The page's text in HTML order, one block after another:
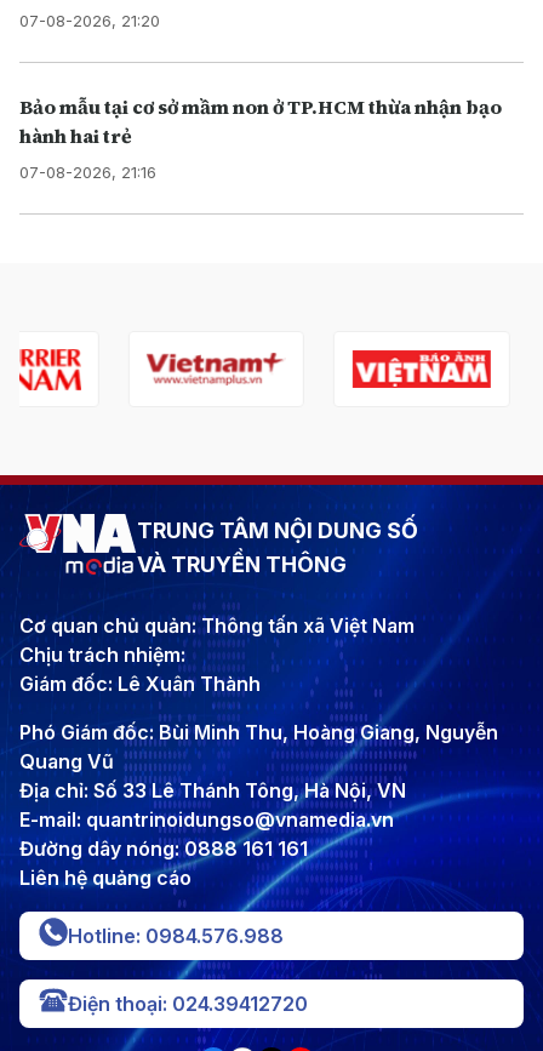
07-08-2026, 21:20
Bảo mẫu tại cơ sở mầm non ở TP.HCM thừa nhận bạo
hành hai trẻ
07-08-2026, 21:16
TRUNG TÂM NỘI DUNG SỐ
VÀ TRUYỀN THÔNG
Cơ quan chủ quản: Thông tấn xã Việt Nam
Chịu trách nhiệm:
Giám đốc: Lê Xuân Thành
Phó Giám đốc: Bùi Minh Thu, Hoàng Giang, Nguyễn
Quang Vũ
Địa chỉ: Số 33 Lê Thánh Tông, Hà Nội, VN
E-mail: quantrinoidungso@vnamedia.vn
Đường dây nóng: 0888 161 161
Liên hệ quảng cáo
Hotline: 0984.576.988
Điện thoại: 024.39412720